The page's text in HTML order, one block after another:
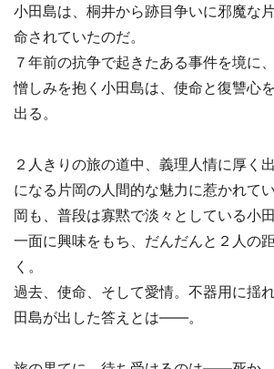
小田島は、桐井から跡目争いに邪魔な
命されていたのだ。
７年前の抗争で起きたある事件を境に
憎しみを抱く小田島は、使命と復讐心
出る。
２人きりの旅の道中、義理人情に厚く
になる片岡の人間的な魅力に惹かれて
岡も、普段は寡黙で淡々としている小
一面に興味をもち、だんだんと２人の
く。
過去、使命、そして愛情。不器用に揺
田島が出した答えとは――。